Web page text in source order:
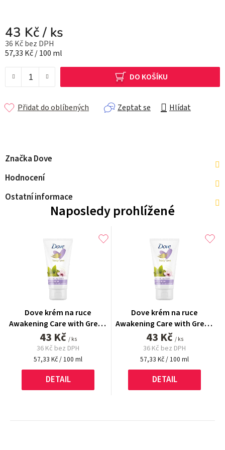
43 Kč/ ks
36 Kč bez DPH
Měrná cena:
57,33 Kč / 100 ml
DO KOŠÍKU
Zeptat se Hlídat
Přidat do oblíbených
Značka Dove
Hodnocení
Ostatní informace
Naposledy prohlížené
Dove krém na ruce
Awakening Care with Green
Tea 75 ml
43 Kč / ks
36 Kč bez DPH
Měrná
cena:
57,33 Kč / 100 ml
DETAIL
Dove krém na ruce
Awakening Care with Green
Tea 75 ml
43 Kč / ks
36 Kč bez DPH
Měrná
cena:
57,33 Kč / 100 ml
DETAIL